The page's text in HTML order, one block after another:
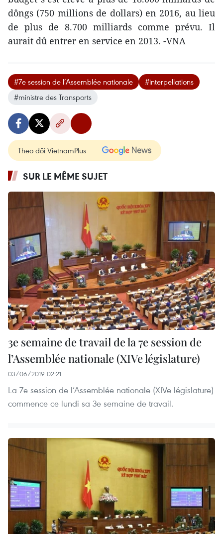
dôngs (750 millions de dollars) en 2016, au lieu
de plus de 8.700 milliards comme prévu. Il
aurait dû entrer en service en 2013. -VNA
#7e session de l’Assemblée nationale
#interpellations
#ministre des Transports
Theo dõi VietnamPlus
SUR LE MÊME SUJET
3e semaine de travail de la 7e session de
l’Assemblée nationale (XIVe législature)
03/06/2019 02:21
La 7e session de l’Assemblée nationale (XIVe législature)
commence ce lundi sa 3e semaine de travail.